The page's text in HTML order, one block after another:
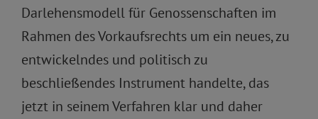
Darlehensmodell für Genossenschaften im
Rahmen des Vorkaufsrechts um ein neues, zu
entwickelndes und politisch zu
beschließendes Instrument handelte, das
jetzt in seinem Verfahren klar und daher